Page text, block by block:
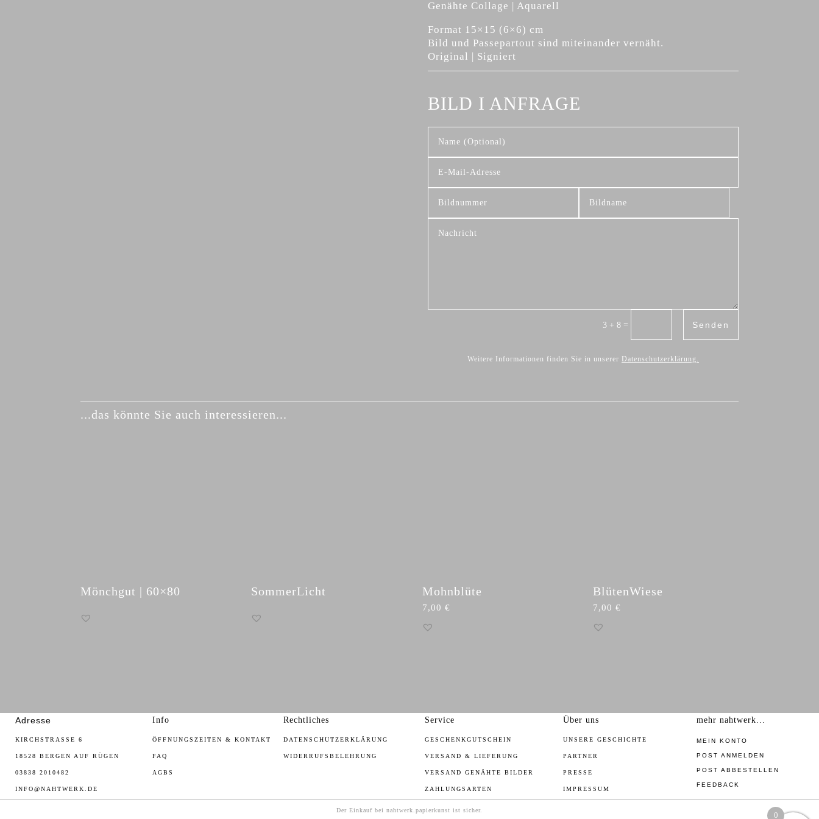
Genähte Collage | Aquarell
Format 15×15 (6×6) cm
Bild und Passepartout sind miteinander vernäht.
Original | Signiert
BILD I ANFRAGE
3 + 8 = Senden
Weitere Informationen finden Sie in unserer Datenschutzerklärung .
...das könnte Sie auch interessieren...
Ähnliche Produkte
Mönchgut | 60×80 SommerLicht Mohnblüte
7,00 €
BlütenWiese
7,00 €
Adresse
KIRCHSTRASSE 6
18528 BERGEN AUF RÜGEN
03838 2010482
INFO@NAHTWERK.DE
Info
ÖFFNUNGSZEITEN & KONTAKT
FAQ
AGBS
Rechtliches
DATENSCHUTZERKLÄRUNG
WIDERRUFSBELEHRUNG
Service
GESCHENKGUTSCHEIN
VERSAND & LIEFERUNG
VERSAND GENÄHTE BILDER
ZAHLUNGSARTEN
Über uns
UNSERE GESCHICHTE
PARTNER
PRESSE
IMPRESSUM
mehr nahtwerk...
MEIN KONTO
POST ANMELDEN
POST ABBESTELLEN
FEEDBACK
Der Einkauf bei nahtwerk.papierkunst ist sicher.
0